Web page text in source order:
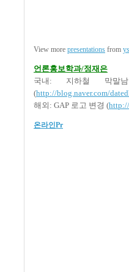
View more presentations from
언론홍보학과/정재은
국내: 지하철 막말
(http://blog.naver.com/
해외: GAP 로고 변경 (
온라인Pr